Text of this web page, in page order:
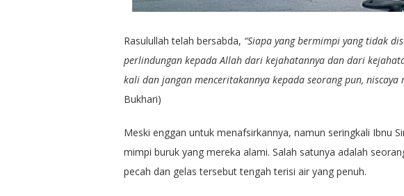
Rasulullah telah bersabda, “Siapa yang bermimpi yang tidak
perlindungan kepada Allah dari kejahatannya dan dari
kali dan jangan menceritakannya kepada seorang pun,
Bukhari)
Meski enggan untuk menafsirkannya, namun seringkali Ibnu
mimpi buruk yang mereka alami. Salah satunya adalah
pecah dan gelas tersebut tengah terisi air yang penuh.